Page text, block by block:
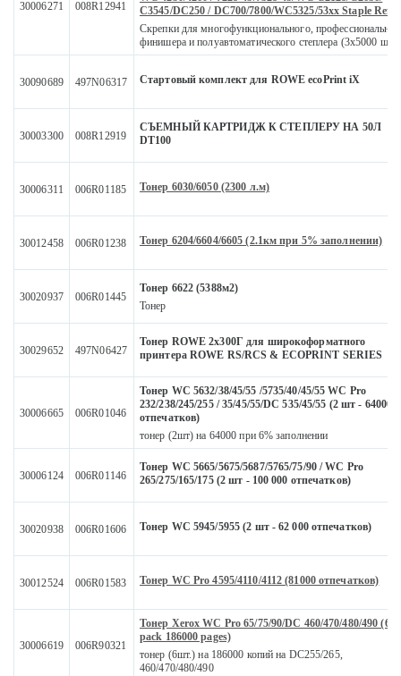
30006271 008R12941
С3545/DC250 / DC700/7800/WC5325/53xx Staple
Скрепки для многофункционального,
финишера и полуавтоматического степлера (3x5000
30090689 497N06317 Стартовый комплект для ROWE ecoPrint iX
30003300 008R12919
СЪЕМНЫЙ КАРТРИДЖ К СТЕПЛЕРУ НА 50Л
DT100
30006311 006R01185 Тонер 6030/6050 (2300 л.м)
30012458 006R01238 Тонер 6204/6604/6605 (2.1км при 5% заполнении)
30020937 006R01445
Тонер 6622 (5388м2)
Тонер
30029652 497N06427
Тонер ROWE 2x300Г для широкоформатного
принтера ROWE RS/RCS & ECOPRINT SERIES
30006665 006R01046
Тонер WC 5632/38/45/55 /5735/40/45/55 WC Pro
232/238/245/255 / 35/45/55/DC 535/45/55 (2 шт - 64000
отпечатков)
тонер (2шт) на 64000 при 6% заполнении
30006124 006R01146
Тонер WC 5665/5675/5687/5765/75/90 / WC Pro
265/275/165/175 (2 шт - 100 000 отпечатков)
30020938 006R01606 Тонер WC 5945/5955 (2 шт - 62 000 отпечатков)
30012524 006R01583 Тонер WC Pro 4595/4110/4112 (81000 отпечатков)
30006619 006R90321
Тонер Xerox WC Pro 65/75/90/DC 460/470/480/490 (6
pack 186000 pages)
тонер (6шт.) на 186000 копий на DC255/265,
460/470/480/490